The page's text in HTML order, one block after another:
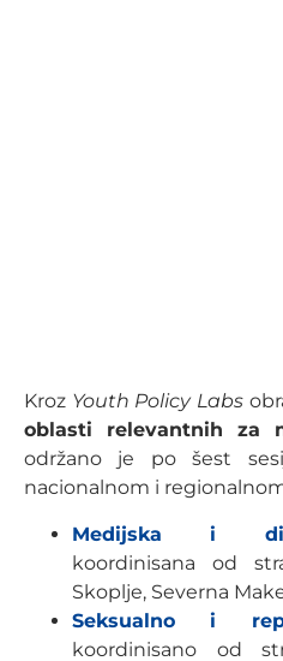
Kroz Youth Policy Labs
oblasti relevantnih za
održano je po šest
nacionalnom i
Medijska i
koordinisana od
Skoplje, Severna
Seksualno i
koordinisano od